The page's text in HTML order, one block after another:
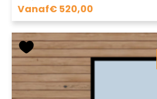
Vanaf€ 520,00